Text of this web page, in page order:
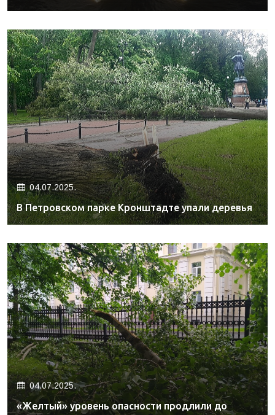
04.07.2025.
В Петровском парке Кронштадте упали деревья
04.07.2025.
«Желтый» уровень опасности продлили до